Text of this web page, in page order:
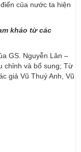
của nước ta hiện
khảo từ các
GS. Nguyễn Lân –
chỉnh và bổ sung; Từ
giả Vũ Thuý Anh, Vũ